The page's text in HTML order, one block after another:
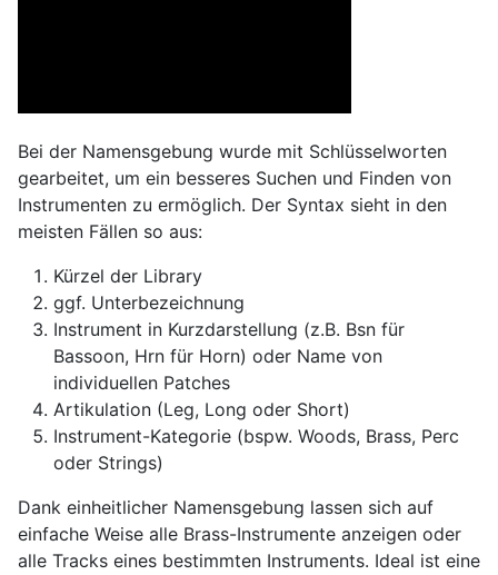
Bei der Namensgebung wurde mit Schlüsselworten
gearbeitet, um ein besseres Suchen und Finden von
Instrumenten zu ermöglich. Der Syntax sieht in den
meisten Fällen so aus:
Kürzel der Library
ggf. Unterbezeichnung
Instrument in Kurzdarstellung (z.B. Bsn für
Bassoon, Hrn für Horn) oder Name von
individuellen Patches
Artikulation (Leg, Long oder Short)
Instrument-Kategorie (bspw. Woods, Brass, Perc
oder Strings)
Dank einheitlicher Namensgebung lassen sich auf
einfache Weise alle Brass-Instrumente anzeigen oder
alle Tracks eines bestimmten Instruments. Ideal ist eine